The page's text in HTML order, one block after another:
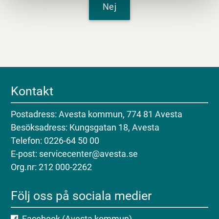
Nej
Kontakt
Postadress: Avesta kommun, 774 81 Avesta
Besöksadress: Kungsgatan 18, Avesta
Telefon: 0226-64 50 00
E-post: servicecenter@avesta.se
Org.nr: 212 000-2262
Följ oss på sociala medier